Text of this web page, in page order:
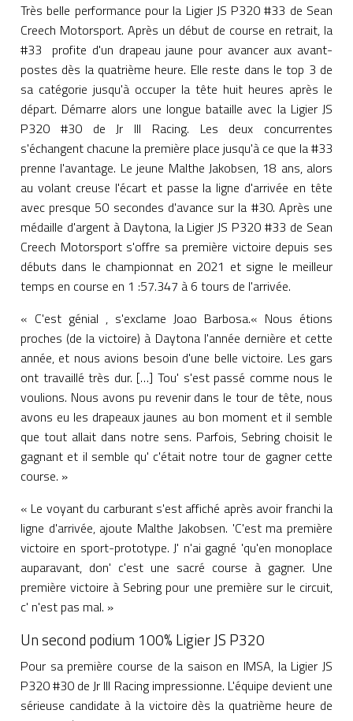
Très belle performance pour la Ligier JS P320 #33 de Sean
Creech Motorsport. Après un début de course en retrait, la
#33 profite d'un drapeau jaune pour avancer aux avant-
postes dès la quatrième heure. Elle reste dans le top 3 de
sa catégorie jusqu'à occuper la tête huit heures après le
départ. Démarre alors une longue bataille avec la Ligier JS
P320 #30 de Jr III Racing. Les deux concurrentes
s'échangent chacune la première place jusqu'à ce que la #33
prenne l'avantage. Le jeune Malthe Jakobsen, 18 ans, alors
au volant creuse l'écart et passe la ligne d'arrivée en tête
avec presque 50 secondes d'avance sur la #30. Après une
médaille d'argent à Daytona, la Ligier JS P320 #33 de Sean
Creech Motorsport s'offre sa première victoire depuis ses
débuts dans le championnat en 2021 et signe le meilleur
temps en course en 1 :57.347 à 6 tours de l'arrivée.
« C'est génial , s'exclame Joao Barbosa.« Nous étions
proches (de la victoire) à Daytona l'année dernière et cette
année, et nous avions besoin d'une belle victoire. Les gars
ont travaillé très dur. […] Tou' s'est passé comme nous le
voulions. Nous avons pu revenir dans le tour de tête, nous
avons eu les drapeaux jaunes au bon moment et il semble
que tout allait dans notre sens. Parfois, Sebring choisit le
gagnant et il semble qu' c'était notre tour de gagner cette
course. »
« Le voyant du carburant s'est affiché après avoir franchi la
ligne d'arrivée, ajoute Malthe Jakobsen. 'C'est ma première
victoire en sport-prototype. J' n'ai gagné 'qu'en monoplace
auparavant, don' c'est une sacré course à gagner. Une
première victoire à Sebring pour une première sur le circuit,
c' n'est pas mal. »
Un second podium 100% Ligier JS P320
Pour sa première course de la saison en IMSA, la Ligier JS
P320 #30 de Jr III Racing impressionne. L'équipe devient une
sérieuse candidate à la victoire dès la quatrième heure de